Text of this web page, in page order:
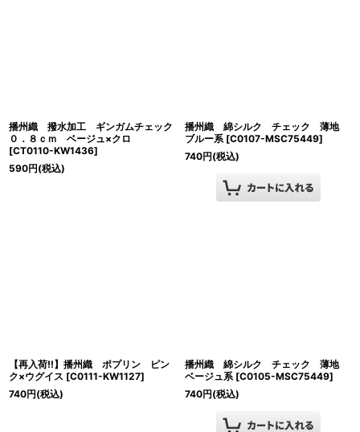
播州織 撥水加工 ギンガムチェック
０．８ｃｍ ベージュ×クロ
[CT0110-KW1436]
590円(税込)
播州織 綿シルク チェック 薄地
ブルー系 [C0107-MSC75449]
740円(税込)
【再入荷!!】播州織 ポプリン ピン
ク×ウグイス [C0111-KW1127]
740円(税込)
播州織 綿シルク チェック 薄地
ベージュ系 [C0105-MSC75449]
740円(税込)